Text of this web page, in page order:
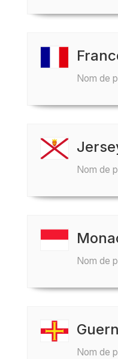
Nom de
Nom de
Nom de
Nom de